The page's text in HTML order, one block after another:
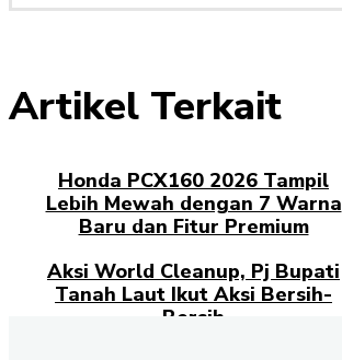
Artikel Terkait
Honda PCX160 2026 Tampil
Lebih Mewah dengan 7 Warna
Baru dan Fitur Premium
Aksi World Cleanup, Pj Bupati
Tanah Laut Ikut Aksi Bersih-
Bersih